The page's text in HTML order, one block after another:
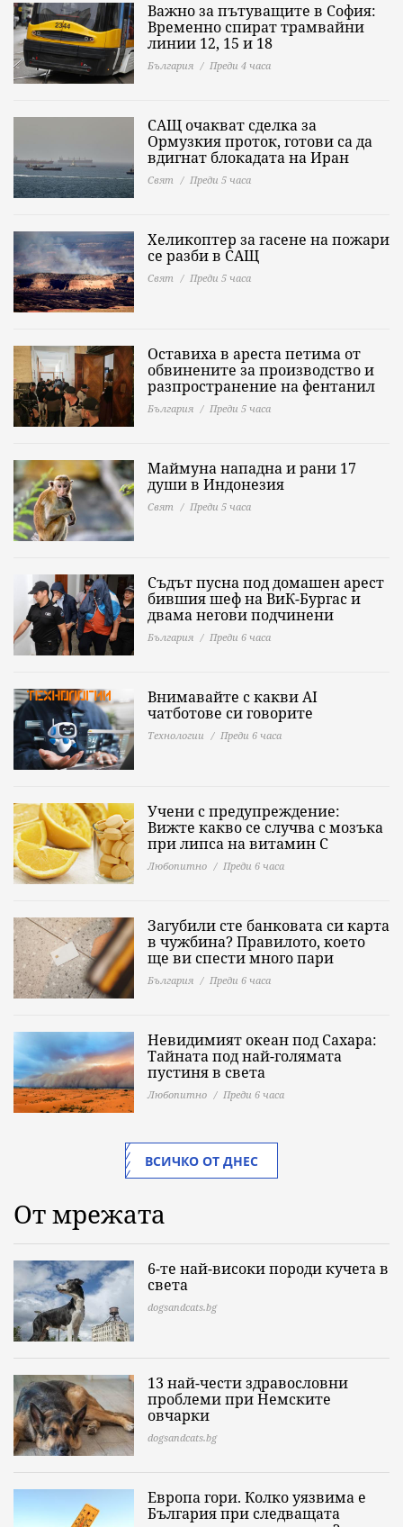
Важно за пътуващите в София:
Временно спират трамвайни
линии 12, 15 и 18
България Преди 4 часа
САЩ очакват сделка за
Ормузкия проток, готови са да
вдигнат блокадата на Иран
Свят Преди 5 часа
Хеликоптер за гасене на пожари
се разби в САЩ
Свят Преди 5 часа
Оставиха в ареста петима от
обвинените за производство и
разпространение на фентанил
България Преди 5 часа
Маймуна нападна и рани 17
души в Индонезия
Свят Преди 5 часа
Съдът пусна под домашен арест
бившия шеф на ВиК-Бургас и
двама негови подчинени
България Преди 6 часа
Внимавайте с какви AI
чатботове си говорите
Технологии Преди 6 часа
Учени с предупреждение:
Вижте какво се случва с мозъка
при липса на витамин C
Любопитно Преди 6 часа
Загубили сте банковата си карта
в чужбина? Правилото, което
ще ви спести много пари
България Преди 6 часа
Невидимият океан под Сахара:
Тайната под най-голямата
пустиня в света
Любопитно Преди 6 часа
ВСИЧКО ОТ ДНЕС
От мрежата
6-те най-високи породи кучета в
света
dogsandcats.bg
13 най-чести здравословни
проблеми при Немските
овчарки
dogsandcats.bg
Европа гори. Колко уязвима е
България при следващата